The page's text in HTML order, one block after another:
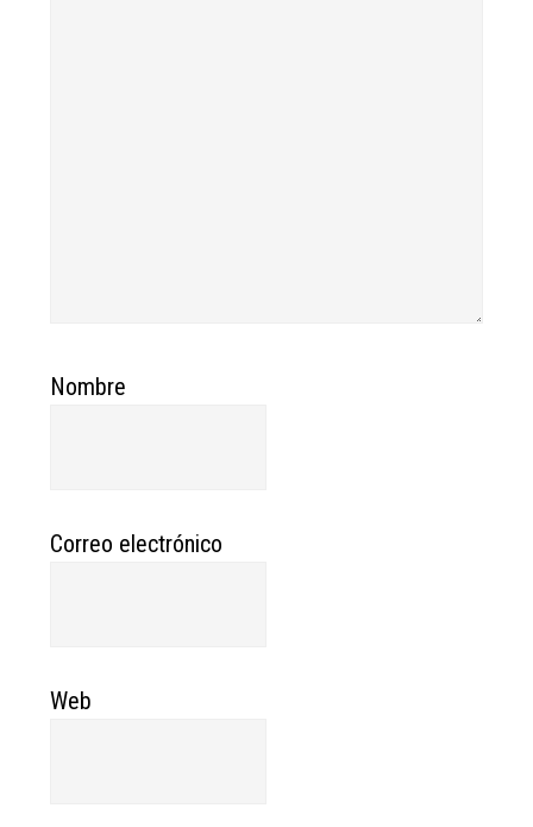
Nombre
Correo electrónico
Web